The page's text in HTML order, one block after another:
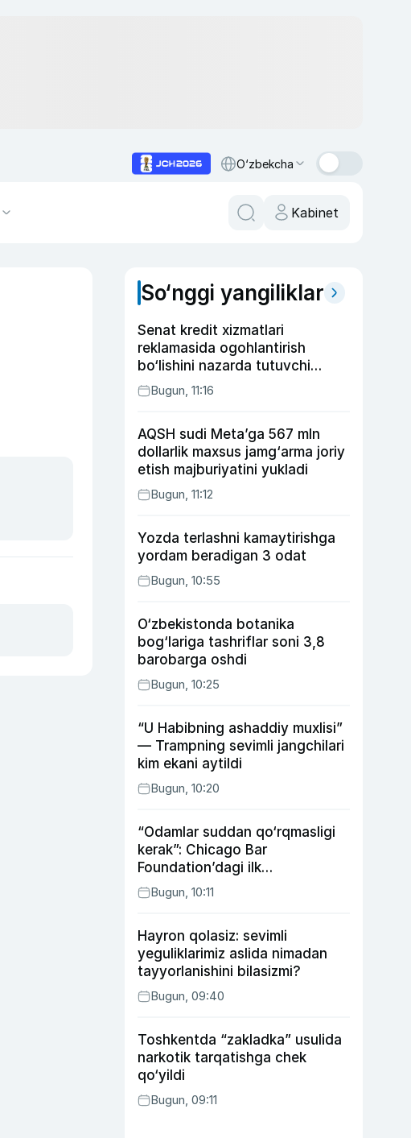
O‘zbekcha
Kabinet
So‘nggi yangiliklar
Senat kredit xizmatlari
reklamasida ogohlantirish
bo‘lishini nazarda tutuvchi
qonunni ma’qulladi
Bugun, 11:16
AQSH sudi Meta’ga 567 mln
dollarlik maxsus jamg‘arma joriy
etish majburiyatini yukladi
Bugun, 11:12
Yozda terlashni kamaytirishga
yordam beradigan 3 odat
Bugun, 10:55
O‘zbekistonda botanika
bog‘lariga tashriflar soni 3,8
barobarga oshdi
Bugun, 10:25
“U Habibning ashaddiy muxlisi”
— Trampning sevimli jangchilari
kim ekani aytildi
Bugun, 10:20
“Odamlar suddan qo‘rqmasligi
kerak”: Chicago Bar
Foundation’dagi ilk
o‘zbekistonlik Go‘zal
Abduaxatova
Bugun, 10:11
Hayron qolasiz: sevimli
yeguliklarimiz aslida nimadan
tayyorlanishini bilasizmi?
Bugun, 09:40
Toshkentda “zakladka” usulida
narkotik tarqatishga chek
qo‘yildi
Bugun, 09:11